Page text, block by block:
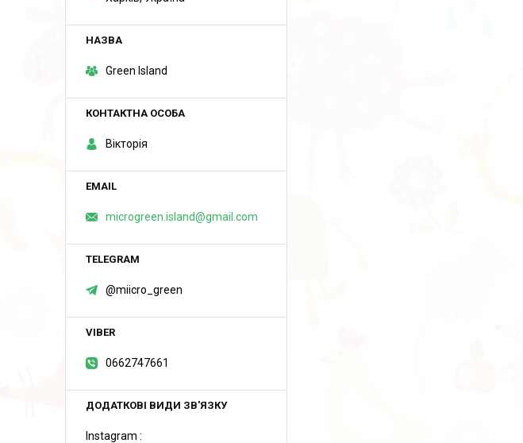
Green Island
Вікторія
microgreen.island@gmail.com
@miicro_green
0662747661
Instagram